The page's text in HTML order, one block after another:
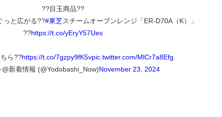
??目玉商品??
っと広がる??#東芝スチームオーブンレンジ「ER-D70A（K）」
??https://t.co/yEryY57Ues
ら??https://t.co/7gzpy9fK5vpic.twitter.com/MlCr7a8Efg
新着情報 (@Yodobashi_Now)November 23, 2024